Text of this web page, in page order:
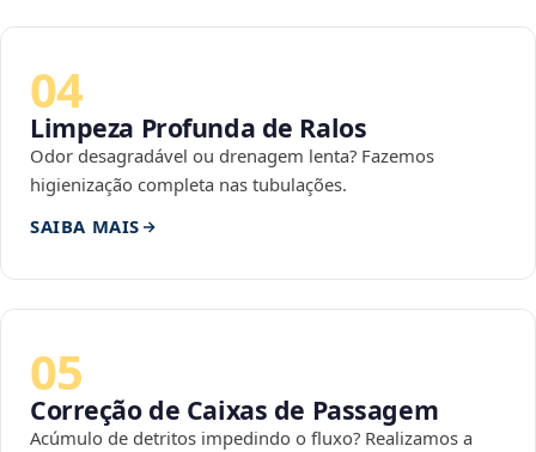
04
Limpeza Profunda de Ralos
Odor desagradável ou drenagem lenta? Fazemos
higienização completa nas tubulações.
SAIBA MAIS
05
Correção de Caixas de Passagem
Acúmulo de detritos impedindo o fluxo? Realizamos a